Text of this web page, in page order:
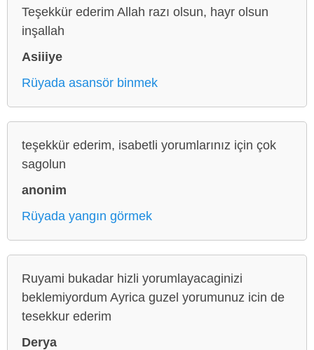
Teşekkür ederim Allah razı olsun, hayr olsun
inşallah
Asiiiye
Rüyada asansör binmek
teşekkür ederim, isabetli yorumlarınız için çok
sagolun
anonim
Rüyada yangın görmek
Ruyami bukadar hizli yorumlayacaginizi
beklemiyordum Ayrica guzel yorumunuz icin de
tesekkur ederim
Derya